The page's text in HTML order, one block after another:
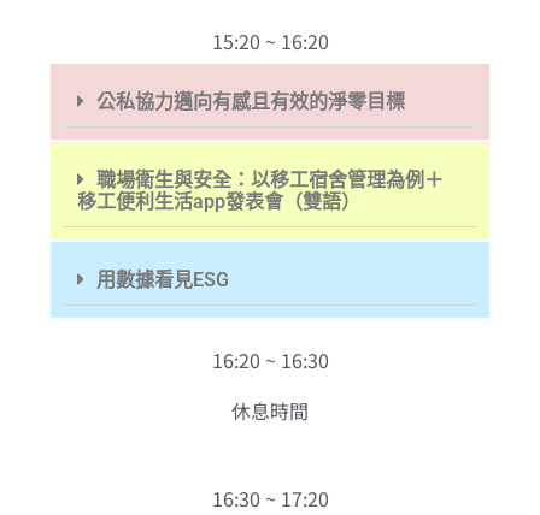
15:20 ~ 16:20
公私協力邁向有感且有效的淨零目標
職場衛生與安全：以移工宿舍管理為例＋
移工便利生活app發表會（雙語）
用數據看見ESG
16:20 ~ 16:30
休息時間
16:30 ~ 17:20